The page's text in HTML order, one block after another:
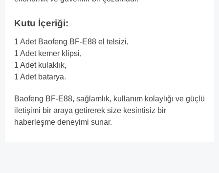
Kutu İçeriği:
1 Adet Baofeng BF-E88 el telsizi,
1 Adet kemer klipsi,
1 Adet kulaklık,
1 Adet batarya.
Baofeng BF-E88, sağlamlık, kullanım kolaylığı ve güçlü
iletişimi bir araya getirerek size kesintisiz bir
haberleşme deneyimi sunar.